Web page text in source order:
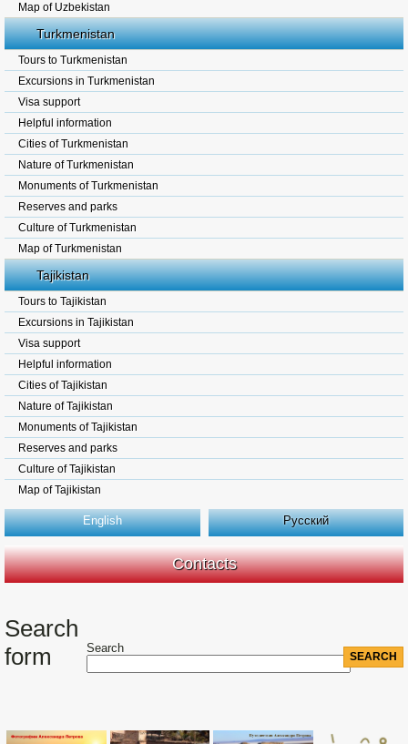
Map of Uzbekistan
Turkmenistan
Tours to Turkmenistan
Excursions in Turkmenistan
Visa support
Helpful information
Cities of Turkmenistan
Nature of Turkmenistan
Monuments of Turkmenistan
Reserves and parks
Culture of Turkmenistan
Map of Turkmenistan
Tajikistan
Tours to Tajikistan
Excursions in Tajikistan
Visa support
Helpful information
Cities of Tajikistan
Nature of Tajikistan
Monuments of Tajikistan
Reserves and parks
Culture of Tajikistan
Map of Tajikistan
English Русский
Contacts
Search
form
Search